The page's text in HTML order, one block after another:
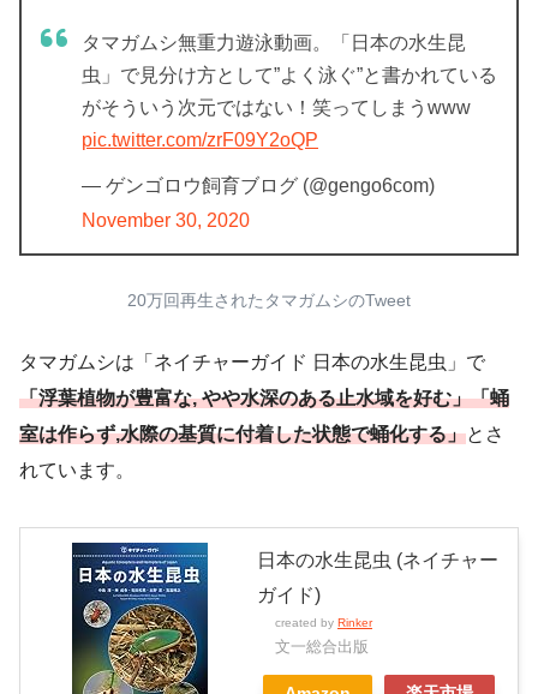
タマガムシ無重力遊泳動画。「日本の水生昆
虫」で見分け方として”よく泳ぐ”と書かれている
がそういう次元ではない！笑ってしまうwww
pic.twitter.com/zrF09Y2oQP
— ゲンゴロウ飼育ブログ (@gengo6com)
November 30, 2020
20万回再生されたタマガムシのTweet
タマガムシは「ネイチャーガイド 日本の水生昆虫」で
「浮葉植物が豊富な, やや水深のある止水域を好む」「蛹
室は作らず,水際の基質に付着した状態で蛹化する」とさ
れています。
日本の水生昆虫 (ネイチャー
ガイド)
created by Rinker
文一総合出版